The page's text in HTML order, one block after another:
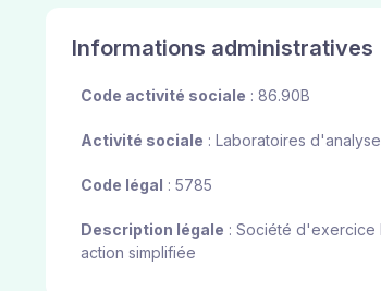
Informations administratives
Code activité sociale : 86.90B
Activité sociale : Laboratoires
Code légal : 5785
Description légale : Société d'exercice
action simplifiée